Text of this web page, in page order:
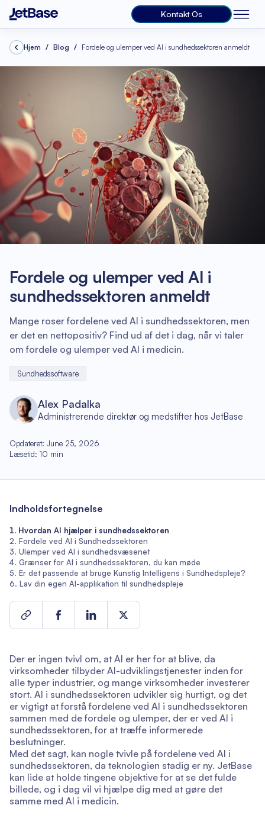
Kontakt Os
Hjem Blog Fordele og ulemper ved AI i sundhedssektoren anmeldt
Fordele og ulemper ved AI i
sundhedssektoren anmeldt
Mange roser fordelene ved AI i sundhedssektoren, men
er det en nettopositiv? Find ud af det i dag, når vi taler
om fordele og ulemper ved AI i medicin.
Sundhedssoftware
Alex Padalka
Administrerende direktør og medstifter hos JetBase
Opdateret: June 25, 2026
Læsetid: 10 min
Der er ingen tvivl om, at AI er her for at blive, da
virksomheder tilbyder AI-udviklingstjenester inden for
alle typer industrier, og mange virksomheder investerer
stort. AI i sundhedssektoren udvikler sig hurtigt, og det
er vigtigt at forstå fordelene ved AI i sundhedssektoren
sammen med de fordele og ulemper, der er ved AI i
sundhedssektoren, for at træffe informerede
beslutninger.
Med det sagt, kan nogle tvivle på fordelene ved AI i
sundhedssektoren, da teknologien stadig er ny. JetBase
kan lide at holde tingene objektive for at se det fulde
billede, og i dag vil vi hjælpe dig med at gøre det
samme med AI i medicin.
Indholdsfortegnelse
Hvordan AI hjælper i sundhedssektoren
Fordele ved AI i Sundhedssektoren
Ulemper ved AI i sundhedsvæsenet
Grænser for AI i sundhedssektoren, du kan møde
Er det passende at bruge Kunstig Intelligens i Sundhedspleje?
Lav din egen AI-applikation til sundhedspleje